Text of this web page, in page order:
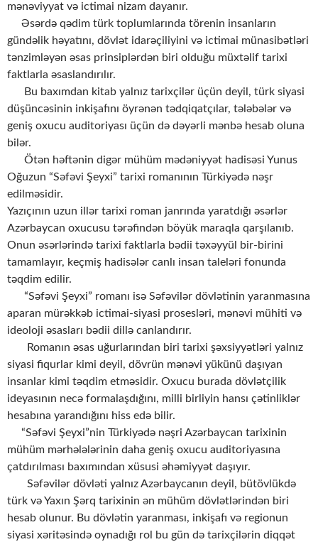
mənəviyyat və ictimai nizam dayanır.
Əsərdə qədim türk toplumlarında törenin insanların
gündəlik həyatını, dövlət idarəçiliyini və ictimai münasibətləri
tənzimləyən əsas prinsiplərdən biri olduğu müxtəlif tarixi
faktlarla əsaslandırılır.
Bu baxımdan kitab yalnız tarixçilər üçün deyil, türk siyasi
düşüncəsinin inkişafını öyrənən tədqiqatçılar, tələbələr və
geniş oxucu auditoriyası üçün də dəyərli mənbə hesab oluna
bilər.
Ötən həftənin digər mühüm mədəniyyət hadisəsi Yunus
Oğuzun “Səfəvi Şeyxi” tarixi romanının Türkiyədə nəşr
edilməsidir.
Yazıçının uzun illər tarixi roman janrında yaratdığı əsərlər
Azərbaycan oxucusu tərəfindən böyük maraqla qarşılanıb.
Onun əsərlərində tarixi faktlarla bədii təxəyyül bir-birini
tamamlayır, keçmiş hadisələr canlı insan taleləri fonunda
təqdim edilir.
“Səfəvi Şeyxi” romanı isə Səfəvilər dövlətinin yaranmasına
aparan mürəkkəb ictimai-siyasi prosesləri, mənəvi mühiti və
ideoloji əsasları bədii dillə canlandırır.
Romanın əsas uğurlarından biri tarixi şəxsiyyətləri yalnız
siyasi fiqurlar kimi deyil, dövrün mənəvi yükünü daşıyan
insanlar kimi təqdim etməsidir. Oxucu burada dövlətçilik
ideyasının necə formalaşdığını, milli birliyin hansı çətinliklər
hesabına yarandığını hiss edə bilir.
“Səfəvi Şeyxi”nin Türkiyədə nəşri Azərbaycan tarixinin
mühüm mərhələlərinin daha geniş oxucu auditoriyasına
çatdırılması baxımından xüsusi əhəmiyyət daşıyır.
Səfəvilər dövləti yalnız Azərbaycanın deyil, bütövlükdə
türk və Yaxın Şərq tarixinin ən mühüm dövlətlərindən biri
hesab olunur. Bu dövlətin yaranması, inkişafı və regionun
siyasi xəritəsində oynadığı rol bu gün də tarixçilərin diqqət